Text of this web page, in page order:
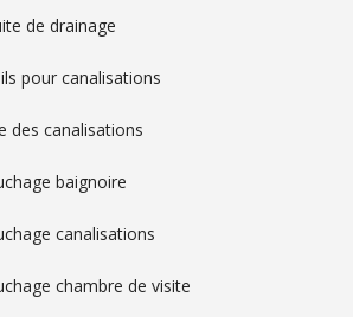
de drainage
pour canalisations
des canalisations
baignoire
canalisations
chambre de visite